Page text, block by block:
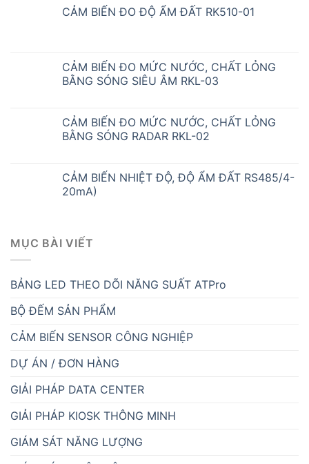
CẢM BIẾN ĐO ĐỘ ẨM ĐẤT RK510-01
CẢM BIẾN ĐO MỨC NƯỚC, CHẤT LỎNG
BẰNG SÓNG SIÊU ÂM RKL-03
CẢM BIẾN ĐO MỨC NƯỚC, CHẤT LỎNG
BẰNG SÓNG RADAR RKL-02
CẢM BIẾN NHIỆT ĐỘ, ĐỘ ẨM ĐẤT RS485/4-
20mA)
MỤC BÀI VIẾT
BẢNG LED THEO DÕI NĂNG SUẤT ATPro
BỘ ĐẾM SẢN PHẨM
CẢM BIẾN SENSOR CÔNG NGHIỆP
DỰ ÁN / ĐƠN HÀNG
GIẢI PHÁP DATA CENTER
GIẢI PHÁP KIOSK THÔNG MINH
GIÁM SÁT NĂNG LƯỢNG